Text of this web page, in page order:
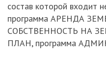
состав которой входит
программа АРЕНДА
СОБСТВЕННОСТЬ НА
ПЛАН, программа